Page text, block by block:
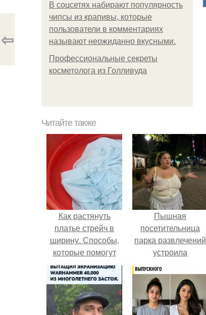
В соцсетях набирают популярность
чипсы из крапивы, которые
пользователи в комментариях
называют неожиданно вкусными.
Профессиональные секреты
косметолога из Голливуда
⇦
Читайте также
Как растянуть
платье стрейч в
ширину. Способы,
которые помогут
растянуть одежду
Пышная
посетительница
парка развлечений
устроила
обсуждение в
соцсетях после
неожиданного
столкновения с